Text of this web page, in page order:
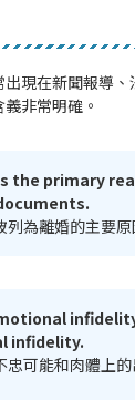
出現在新聞報導
非常明確。
the primary
列為離婚的主要原
infidelity.
忠可能和肉體上